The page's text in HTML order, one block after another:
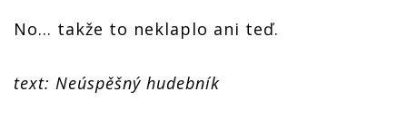
No... takže to neklaplo ani teď.
text: Neúspěšný hudebník